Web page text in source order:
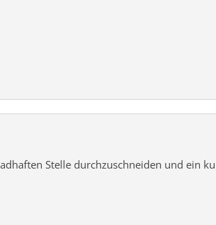
Stelle durchzuschneiden und ein